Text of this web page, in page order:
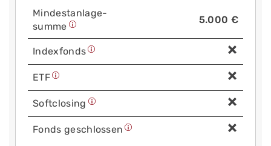
Mindest­anlage­
summe
5.000 €
Index­fonds
ETF
Soft­closing
Fonds geschlossen